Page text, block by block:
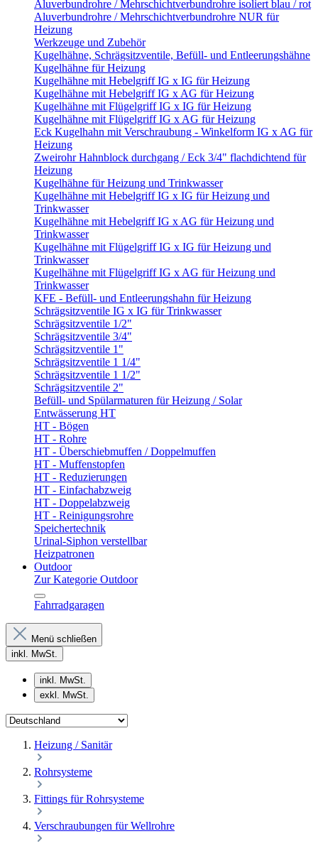
Aluverbundrohre / Mehrschichtverbundrohre isoliert blau / rot
Aluverbundrohre / Mehrschichtverbundrohre NUR für
Heizung
Werkzeuge und Zubehör
Kugelhähne, Schrägsitzventile, Befüll- und Entleerungshähne
Kugelhähne für Heizung
Kugelhähne mit Hebelgriff IG x IG für Heizung
Kugelhähne mit Hebelgriff IG x AG für Heizung
Kugelhähne mit Flügelgriff IG x IG für Heizung
Kugelhähne mit Flügelgriff IG x AG für Heizung
Eck Kugelhahn mit Verschraubung - Winkelform IG x AG für
Heizung
Zweirohr Hahnblock durchgang / Eck 3/4" flachdichtend für
Heizung
Kugelhähne für Heizung und Trinkwasser
Kugelhähne mit Hebelgriff IG x IG für Heizung und
Trinkwasser
Kugelhähne mit Hebelgriff IG x AG für Heizung und
Trinkwasser
Kugelhähne mit Flügelgriff IG x IG für Heizung und
Trinkwasser
Kugelhähne mit Flügelgriff IG x AG für Heizung und
Trinkwasser
KFE - Befüll- und Entleerungshahn für Heizung
Schrägsitzventile IG x IG für Trinkwasser
Schrägsitzventile 1/2"
Schrägsitzventile 3/4"
Schrägsitzventile 1"
Schrägsitzventile 1 1/4"
Schrägsitzventile 1 1/2"
Schrägsitzventile 2"
Befüll- und Spülarmaturen für Heizung / Solar
Entwässerung HT
HT - Bögen
HT - Rohre
HT - Überschiebmuffen / Doppelmuffen
HT - Muffenstopfen
HT - Reduzierungen
HT - Einfachabzweig
HT - Doppelabzweig
HT - Reinigungsrohre
Speichertechnik
Urinal-Siphon verstellbar
Heizpatronen
Outdoor
Zur Kategorie Outdoor
Fahrradgaragen
Menü schließen
inkl. MwSt.
inkl. MwSt.
exkl. MwSt.
Heizung / Sanitär
Rohrsysteme
Fittings für Rohrsysteme
Verschraubungen für Wellrohre